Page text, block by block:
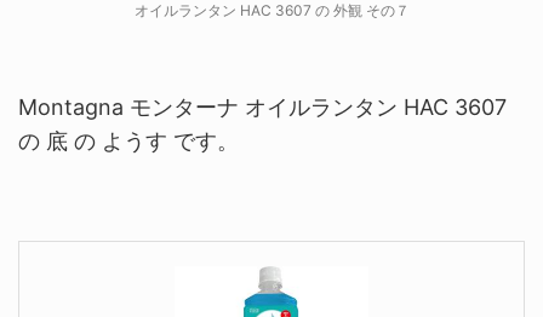
オイルランタン HAC 3607 の 外観 その７
Montagna モンターナ オイルランタン HAC 3607
の 底 の ようす です。